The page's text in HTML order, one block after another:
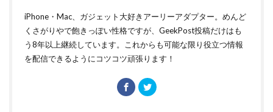
iPhone・Mac、ガジェット大好きアーリーアダプター。めんど
くさがりやで飽きっぽい性格ですが、GeekPost投稿だけはも
う8年以上継続しています。これからも可能な限り役立つ情報
を配信できるようにコツコツ頑張ります！